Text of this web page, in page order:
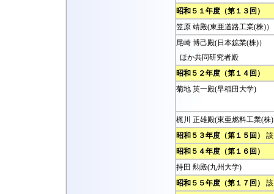
昭和５１年度（第１３回）
笠原 靖殿(東亜道路工業(株)）
尾崎 博己殿(日本鉱業(株)）
ほか共同研究者殿
昭和５２年度（第１４回）
菊地 英一殿(早稲田大学)
梶川 正雄殿(東亜燃料工業(株
昭和５３年度（第１５回）
昭和５４年度（第１６回）
持田 勲殿(九州大学)
昭和５５年度（第１７回）